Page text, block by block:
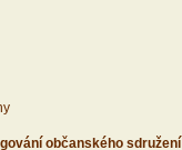
občanského sdružení